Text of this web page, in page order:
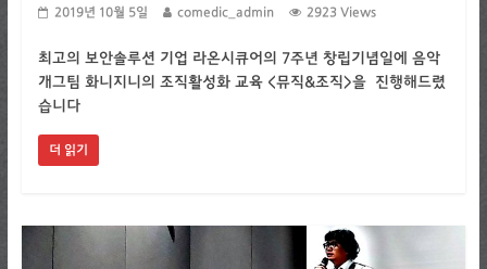
2019년 10월 5일 comedic_admin 2923 Views
최고의 보안솔루션 기업 라온시큐어의 7주년 창립기념일에 음악
개그팀 화니지니의 조직활성화 교육 <뮤직&조직>을 진행해드렸
습니다
더 읽기